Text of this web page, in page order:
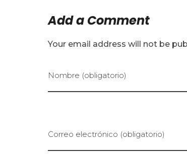
Add a Comment
Your email address will not be
Nombre (obligatorio)
Correo electrónico (obligatorio)